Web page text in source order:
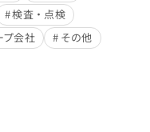
検査・点検
プ会社
その他